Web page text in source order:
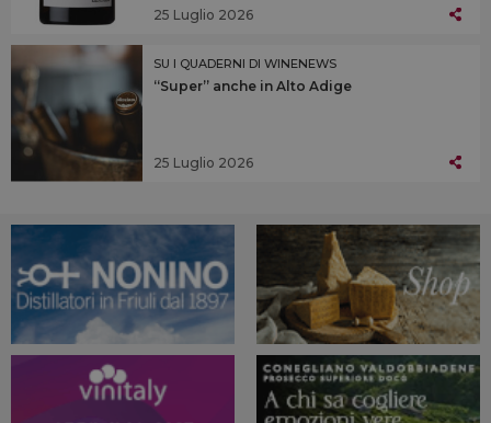
25 Luglio 2026
SU I QUADERNI DI WINENEWS
“Super” anche in Alto Adige
25 Luglio 2026